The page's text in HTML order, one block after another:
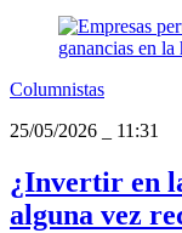
Columnistas
25/05/2026
11:31
¿Invertir en
alguna vez